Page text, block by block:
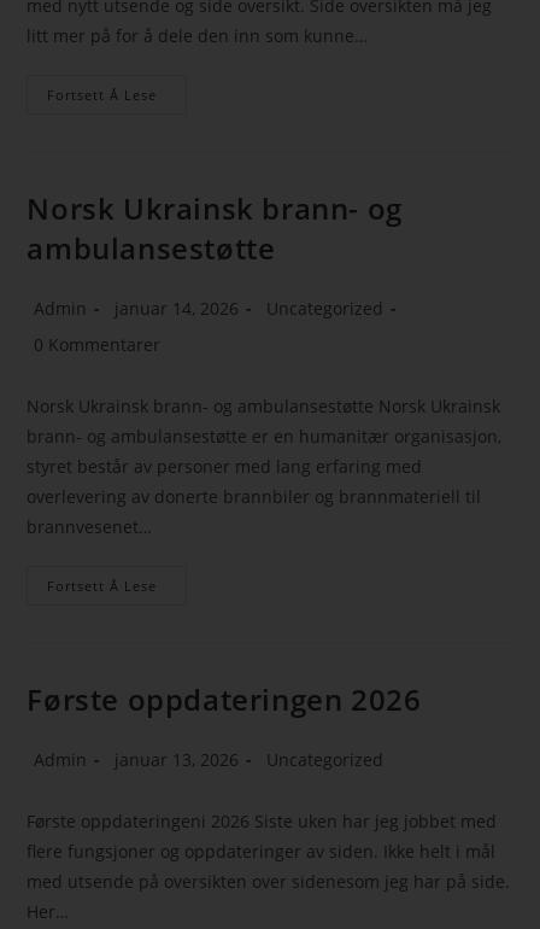
med nytt utsende og side oversikt. Side oversikten må jeg
litt mer på for å dele den inn som kunne…
Fortsett Å Lese
Norsk Ukrainsk brann- og
ambulansestøtte
Admin januar 14, 2026
Uncategorized
0 Kommentarer
Norsk Ukrainsk brann- og ambulansestøtte Norsk Ukrainsk
brann- og ambulansestøtte er en humanitær organisasjon,
styret består av personer med lang erfaring med
overlevering av donerte brannbiler og brannmateriell til
brannvesenet…
Fortsett Å Lese
Første oppdateringen 2026
Admin januar 13, 2026 Uncategorized
Første oppdateringeni 2026 Siste uken har jeg jobbet med
flere fungsjoner og oppdateringer av siden. Ikke helt i mål
med utsende på oversikten over sidenesom jeg har på side.
Her…